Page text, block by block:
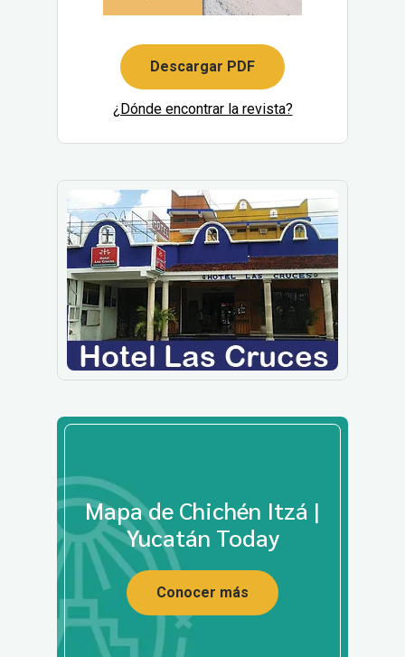
Descargar PDF
¿Dónde encontrar la revista?
Mapa de Chichén Itzá |
Yucatán Today
Conocer más